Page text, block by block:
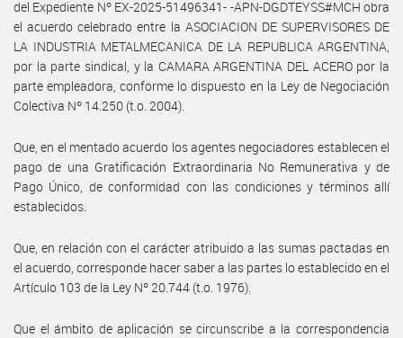
del Expediente Nº EX-2025-51496341- -APN-DGDTEYSS#MCH obra
el acuerdo celebrado entre la ASOCIACION DE SUPERVISORES DE
LA INDUSTRIA METALMECANICA DE LA REPUBLICA ARGENTINA,
por la parte sindical, y la CAMARA ARGENTINA DEL ACERO por la
parte empleadora, conforme lo dispuesto en la Ley de Negociación
Colectiva Nº 14.250 (t.o. 2004).
Que, en el mentado acuerdo los agentes negociadores establecen el
pago de una Gratificación Extraordinaria No Remunerativa y de
Pago Único, de conformidad con las condiciones y términos allí
establecidos.
Que, en relación con el carácter atribuido a las sumas pactadas en
el acuerdo, corresponde hacer saber a las partes lo establecido en el
Artículo 103 de la Ley Nº 20.744 (t.o. 1976).
Que el ámbito de aplicación se circunscribe a la correspondencia